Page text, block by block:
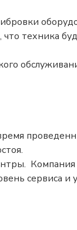
техника
Компания
сервиса и